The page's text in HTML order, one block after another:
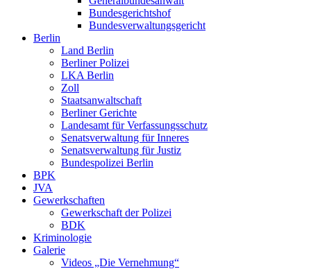
Bundesgerichtshof
Bundesverwaltungsgericht
Berlin
Land Berlin
Berliner Polizei
LKA Berlin
Zoll
Staatsanwaltschaft
Berliner Gerichte
Landesamt für Verfassungsschutz
Senatsverwaltung für Inneres
Senatsverwaltung für Justiz
Bundespolizei Berlin
BPK
JVA
Gewerkschaften
Gewerkschaft der Polizei
BDK
Kriminologie
Galerie
Videos „Die Vernehmung“